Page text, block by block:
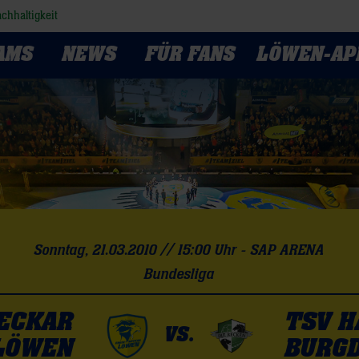
NEWS FÜR FANS LÖWEN-
Sonntag, 21.03.2010 // 15:00 Uhr - SAP ARENA
Bundesliga
VS.
TSV